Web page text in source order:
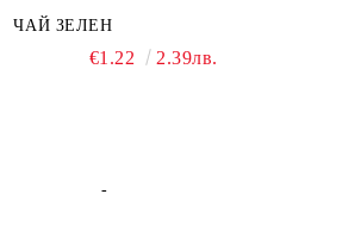
ЧАЙ ЗЕЛЕН
€1.22 2.39лв.
-